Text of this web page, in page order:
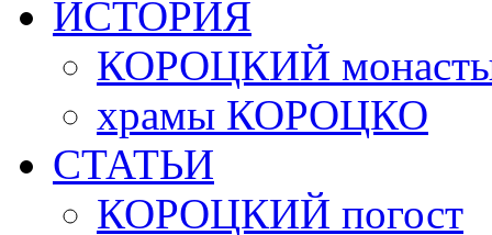
ИСТОРИЯ
КОРОЦКИЙ
храмы КОРОЦКО
СТАТЬИ
КОРОЦКИЙ погост